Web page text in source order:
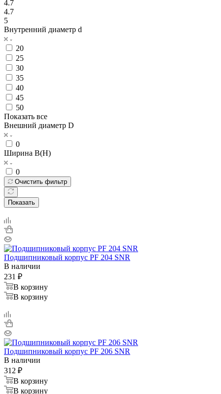
4.7
4.7
5
Внутренний диаметр d
20
25
30
35
40
45
50
Показать все
Внешний диаметр D
0
Ширина B(H)
0
Очистить фильтр
Показать
Подшипниковый корпус PF 204 SNR
В наличии
231 ₽
В корзину
В корзину
Подшипниковый корпус PF 206 SNR
В наличии
312 ₽
В корзину
В корзину